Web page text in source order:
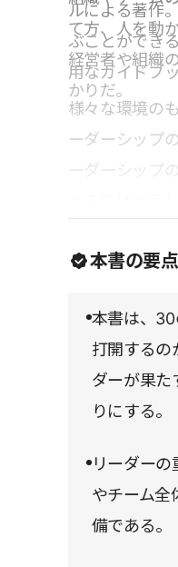
ルによる著作
ぶことができ
用なガイドブ
て方、人を動
経営者や組織
かりだ。
様々な環境の
ーダーシップ
ーダーシップ
本書の要点
本書は、
打開するの
ダーが果た
りにする。
リーダーの
やチーム全
備である。